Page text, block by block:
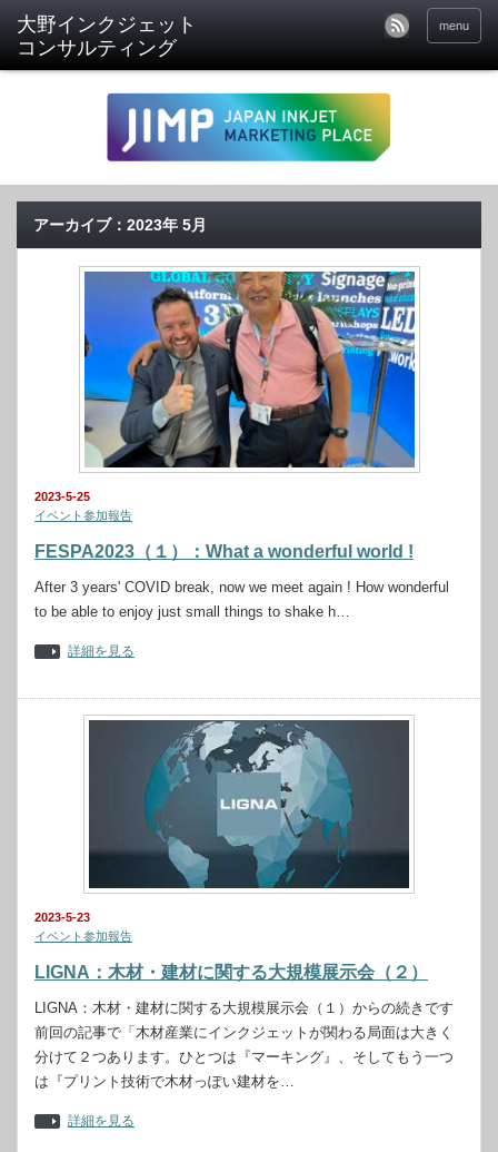
menu
アーカイブ：2023年 5月
2023-5-25
イベント参加報告
FESPA2023（１）：What a wonderful world !
After 3 years' COVID break, now we meet again ! How wonderful
to be able to enjoy just small things to shake h…
詳細を見る
2023-5-23
イベント参加報告
LIGNA：木材・建材に関する大規模展示会（２）
LIGNA：木材・建材に関する大規模展示会（１）からの続きです
前回の記事で「木材産業にインクジェットが関わる局面は大きく
分けて２つあります。ひとつは『マーキング』、そしてもう一つ
は『プリント技術で木材っぽい建材を…
詳細を見る